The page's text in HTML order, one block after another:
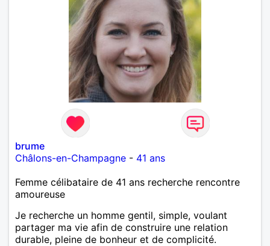
brume
Châlons-en-Champagne - 41 ans
Femme célibataire de 41 ans recherche rencontre
amoureuse
Je recherche un homme gentil, simple, voulant
partager ma vie afin de construire une relation
durable, pleine de bonheur et de complicité.